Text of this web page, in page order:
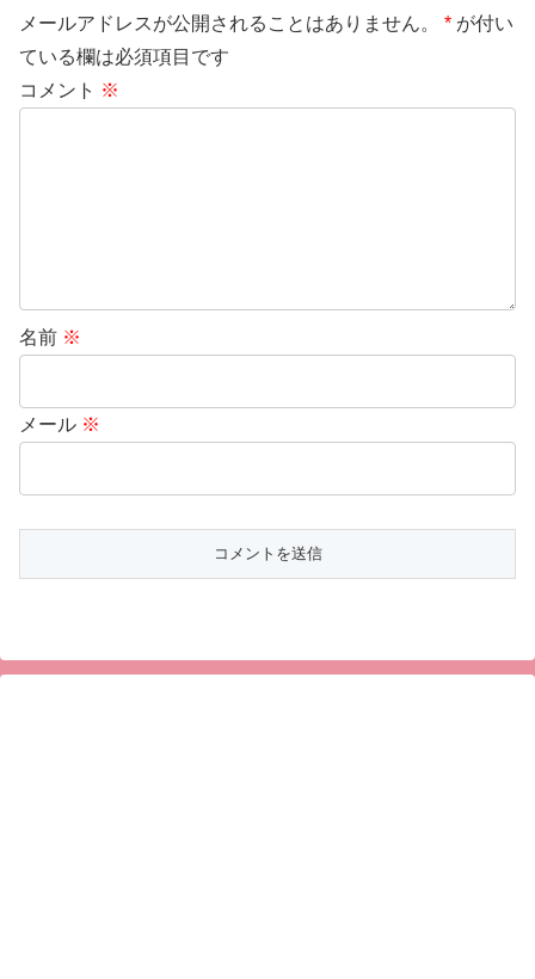
メールアドレスが公開されることはありません。 * が付い
ている欄は必須項目です
コメント ※
名前 ※
メール ※